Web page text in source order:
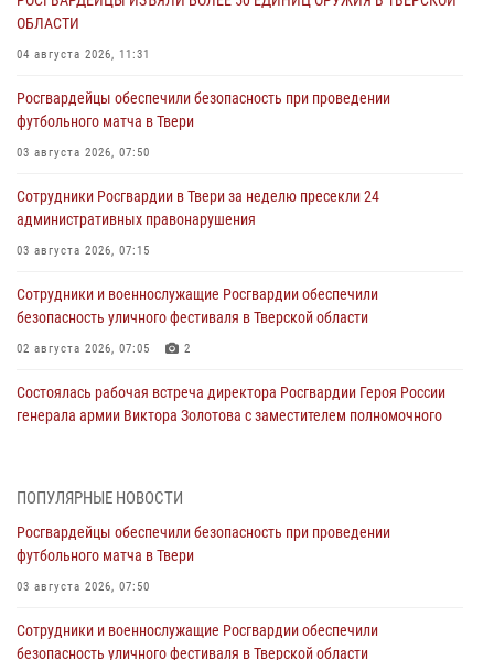
ОБЛАСТИ
04 августа 2026, 11:31
Росгвардейцы обеспечили безопасность при проведении
футбольного матча в Твери
03 августа 2026, 07:50
Сотрудники Росгвардии в Твери за неделю пресекли 24
административных правонарушения
03 августа 2026, 07:15
Сотрудники и военнослужащие Росгвардии обеспечили
безопасность уличного фестиваля в Тверской области
02 августа 2026, 07:05 2
Состоялась рабочая встреча директора Росгвардии Героя России
генерала армии Виктора Золотова с заместителем полномочного
31 июля 2026, 05:42 4
Росгвардейцы в Твери приняли участие в молебне, посвященном
Дню Крещения Руси
28 июля 2026, 11:30
Сотрудники вневедомственной охраны совершили 250 выездов и
ПОПУЛЯРНЫЕ НОВОСТИ
Росгвардейцы обеспечили безопасность при проведении
футбольного матча в Твери
03 августа 2026, 07:50
Сотрудники и военнослужащие Росгвардии обеспечили
безопасность уличного фестиваля в Тверской области